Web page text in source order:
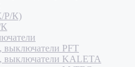
Р/К)
выключатели PFT
выключатели KALETA